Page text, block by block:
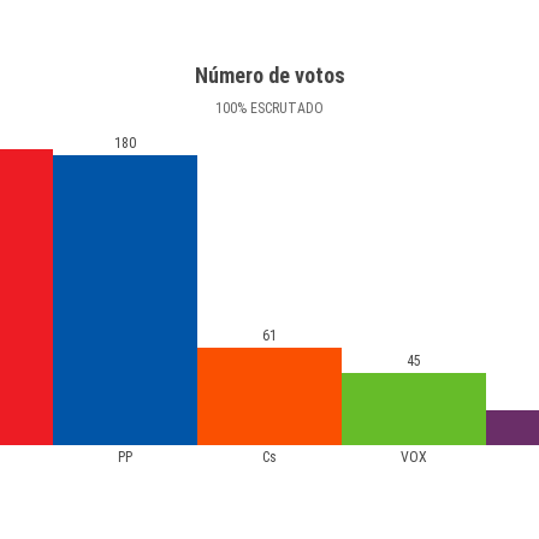
Número de votos
100% ESCRUTADO
PP Cs VOX
180
61
45